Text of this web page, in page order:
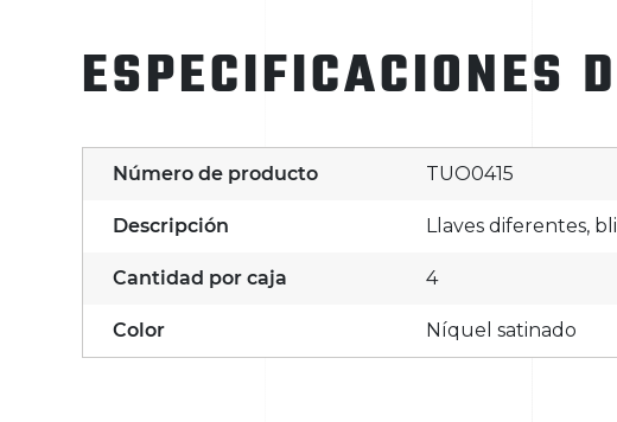
ESPECIFICACIONES
Número de producto TUO0415
Descripción Llaves diferentes,
Cantidad por caja 4
Color Níquel satinado